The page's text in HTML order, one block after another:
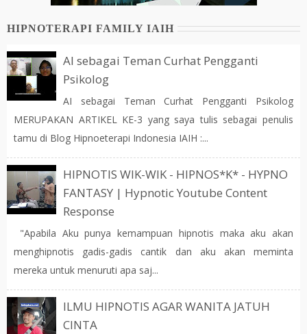
HIPNOTERAPI FAMILY IAIH
AI sebagai Teman Curhat Pengganti
Psikolog
AI sebagai Teman Curhat Pengganti Psikolog
MERUPAKAN ARTIKEL KE-3 yang saya tulis sebagai penulis
tamu di Blog Hipnoeterapi Indonesia IAIH :...
HIPNOTIS WIK-WIK - HIPNOS*K* - HYPNO
FANTASY | Hypnotic Youtube Content
Response
"Apabila Aku punya kemampuan hipnotis maka aku akan
menghipnotis gadis-gadis cantik dan aku akan meminta
mereka untuk menuruti apa saj...
ILMU HIPNOTIS AGAR WANITA JATUH
CINTA